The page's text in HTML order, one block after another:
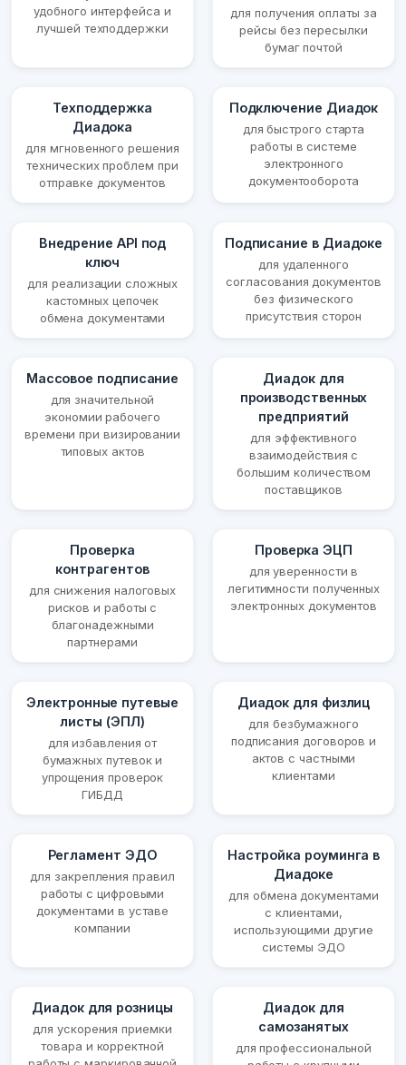
удобного интерфейса и
лучшей техподдержки
для получения оплаты за
рейсы без пересылки
бумаг почтой
Техподдержка
Диадока
для мгновенного решения
технических проблем при
отправке документов
Подключение Диадок
для быстрого старта
работы в системе
электронного
документооборота
Внедрение API под
ключ
для реализации сложных
кастомных цепочек
обмена документами
Подписание в Диадоке
для удаленного
согласования документов
без физического
присутствия сторон
Массовое подписание
для значительной
экономии рабочего
времени при визировании
типовых актов
Диадок для
производственных
предприятий
для эффективного
взаимодействия с
большим количеством
поставщиков
Проверка
контрагентов
для снижения налоговых
рисков и работы с
благонадежными
партнерами
Проверка ЭЦП
для уверенности в
легитимности полученных
электронных документов
Электронные путевые
листы (ЭПЛ)
для избавления от
бумажных путевок и
упрощения проверок
ГИБДД
Диадок для физлиц
для безбумажного
подписания договоров и
актов с частными
клиентами
Регламент ЭДО
для закрепления правил
работы с цифровыми
документами в уставе
компании
Настройка роуминга в
Диадоке
для обмена документами
с клиентами,
использующими другие
системы ЭДО
Диадок для розницы
для ускорения приемки
товара и корректной
Диадок для
самозанятых
для профессиональной